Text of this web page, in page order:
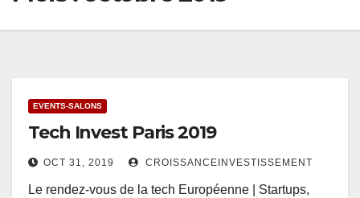
EVENTS-SALONS
Tech Invest Paris 2019
OCT 31, 2019 CROISSANCEINVESTISSEMENT
Le rendez-vous de la tech Européenne | Startups,